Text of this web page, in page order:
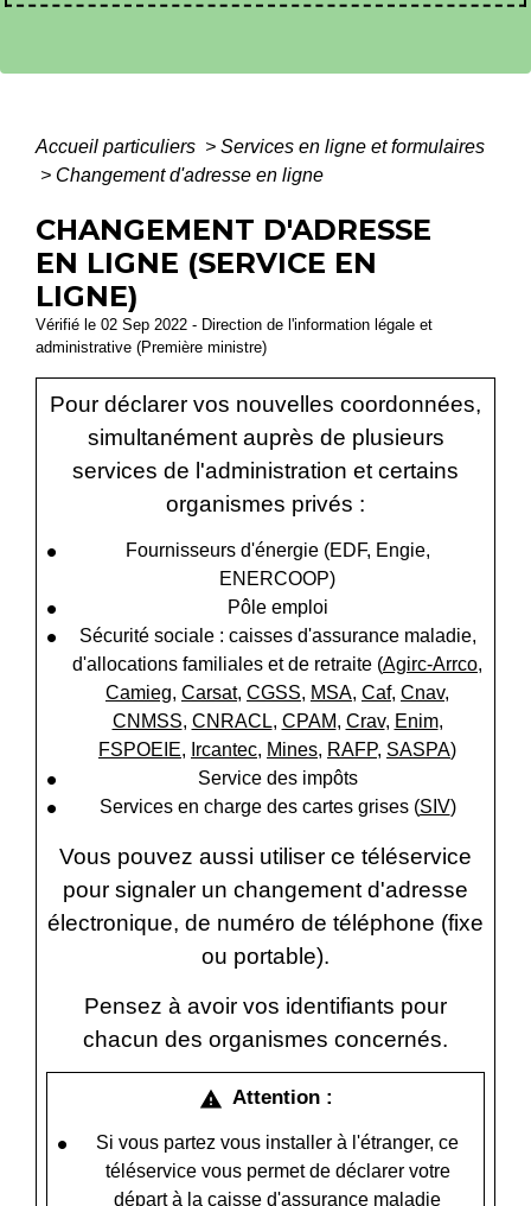
Accueil particuliers > Services en ligne et formulaires
> Changement d'adresse en ligne
CHANGEMENT D'ADRESSE
EN LIGNE (SERVICE EN
LIGNE)
Vérifié le 02 Sep 2022 - Direction de l'information légale et
administrative (Première ministre)
Pour déclarer vos nouvelles coordonnées,
simultanément auprès de plusieurs
services de l'administration et certains
organismes privés :
Fournisseurs d'énergie (EDF, Engie,
ENERCOOP)
Pôle emploi
Sécurité sociale : caisses d'assurance maladie,
d'allocations familiales et de retraite (Agirc-Arrco,
Camieg, Carsat, CGSS, MSA, Caf, Cnav,
CNMSS, CNRACL, CPAM, Crav, Enim,
FSPOEIE, Ircantec, Mines, RAFP, SASPA)
Service des impôts
Services en charge des cartes grises (SIV)
Vous pouvez aussi utiliser ce téléservice
pour signaler un changement d'adresse
électronique, de numéro de téléphone (fixe
ou portable).
Pensez à avoir vos identifiants pour
chacun des organismes concernés.
warning Attention :
Si vous partez vous installer à l'étranger, ce
téléservice vous permet de déclarer votre
départ à la caisse d'assurance maladie